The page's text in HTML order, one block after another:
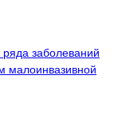
заболеваний
малоинвазивной